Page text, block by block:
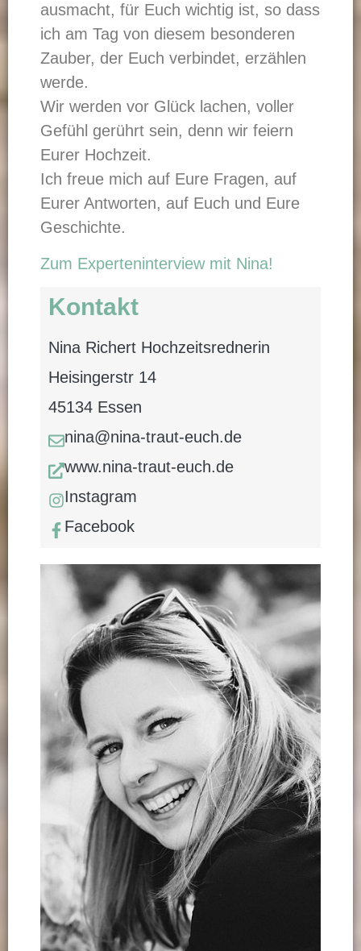
ausmacht, für Euch wichtig ist, so dass
ich am Tag von diesem besonderen
Zauber, der Euch verbindet, erzählen
werde.
Wir werden vor Glück lachen, voller
Gefühl gerührt sein, denn wir feiern
Eurer Hochzeit.
Ich freue mich auf Eure Fragen, auf
Eurer Antworten, auf Euch und Eure
Geschichte.
Zum Experteninterview mit Nina!
Kontakt
Nina Richert Hochzeitsrednerin
Heisingerstr 14
45134 Essen
nina@nina-traut-euch.de
www.nina-traut-euch.de
Instagram
Facebook